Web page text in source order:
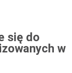
się do
w